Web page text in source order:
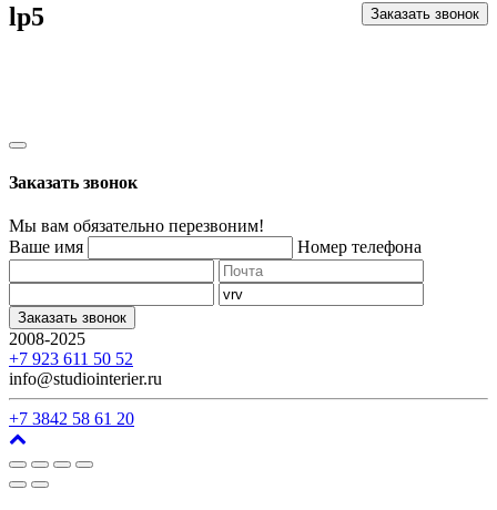
lp5 Заказать звонок
Заказать звонок
Мы вам обязательно перезвоним!
Ваше имя
Номер телефона
Заказать звонок
2008-2025
+7 923 611 50 52
info@studiointerier.ru
+7 3842 58 61 20